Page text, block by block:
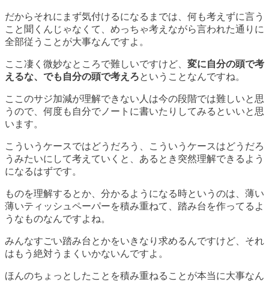
だからそれにまず気付けるになるまでは、何も考えずに言う
こと聞くんじゃなくて、めっちゃ考えながら言われた通りに
全部従うことが大事なんですよ。
ここ凄く微妙なところで難しいですけど、 変に自分の頭で考
えるな、でも自分の頭で考えろということなんですね。
ここのサジ加減が理解できない人は今の段階では難しいと思
うので、何度も自分でノートに書いたりしてみるといいと思
います。
こういうケースではどうだろう、こういうケースはどうだろ
うみたいにして考えていくと、あるとき突然理解できるよう
になるはずです。
ものを理解するとか、分かるようになる時というのは、薄い
薄いティッシュペーパーを積み重ねて、踏み台を作ってるよ
うなものなんですよね。
みんなすごい踏み台とかをいきなり求めるんですけど、それ
はもう絶対うまくいかないんですよ。
ほんのちょっとしたことを積み重ねることが本当に大事なん